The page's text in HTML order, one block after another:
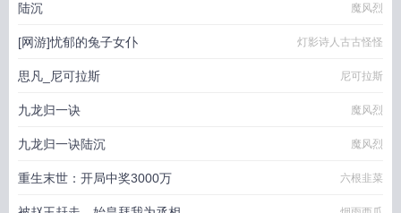
陆沉 魔风烈
[网游]忧郁的兔子女仆 灯影诗人古古怪怪
思凡_尼可拉斯 尼可拉斯
九龙归一诀 魔风烈
九龙归一诀陆沉 魔风烈
重生末世：开局中奖3000万 六根韭菜